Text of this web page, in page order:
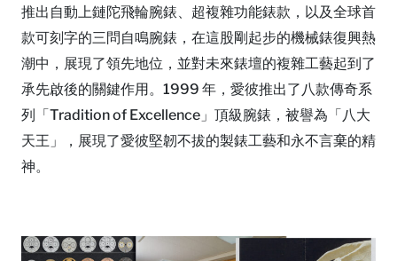
推出自動上鏈陀飛輪腕錶、超複雜功能錶款，以及全球首
款可刻字的三問自鳴腕錶，在這股剛起步的機械錶復興熱
潮中，展現了領先地位，並對未來錶壇的複雜工藝起到了
承先啟後的關鍵作用。1999 年，愛彼推出了八款傳奇系
列「Tradition of Excellence」頂級腕錶，被譽為「八大
天王」，展現了愛彼堅韌不拔的製錶工藝和永不言棄的精
神。